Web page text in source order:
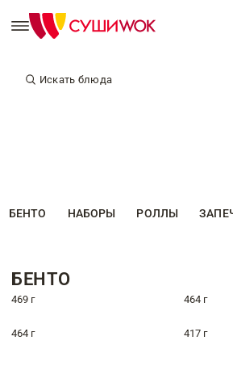
Искать блюда
БЕНТО НАБОРЫ РОЛЛЫ
БЕНТО
469 г 464 г
464 г 417 г